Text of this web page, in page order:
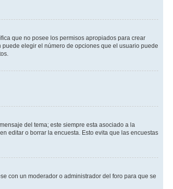
que no posee los permisos apropiados para crear
elegir el número de opciones que el usuario puede
del tema; este siempre esta asociado a la
editar o borrar la encuesta. Esto evita que las encuestas
con un moderador o administrador del foro para que se